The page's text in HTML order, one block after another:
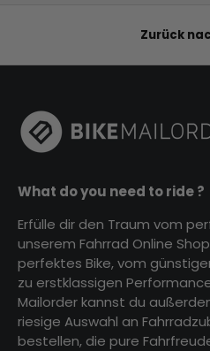
Zurück
What do you need to ride ?
Erfülle dir den Traum vom
unserem Fahrrad Online
perfektes Bike, vom
zu erstklassigen
Mailorder kannst du
riesige Auswahl an
bestellen, die pure